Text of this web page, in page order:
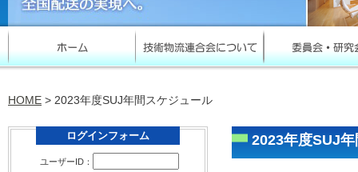
HOME > 2023年度SUJ年間スケジュール
2023年度SUJ
ログインフォーム
ユーザーID：